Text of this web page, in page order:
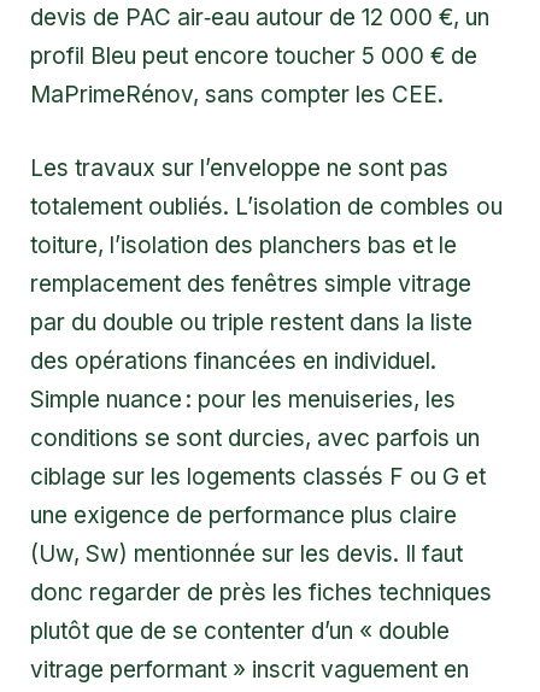
devis de PAC air‑eau autour de 12 000 €, un
profil Bleu peut encore toucher 5 000 € de
MaPrimeRénov, sans compter les CEE.
Les travaux sur l’enveloppe ne sont pas
totalement oubliés. L’isolation de combles ou
toiture, l’isolation des planchers bas et le
remplacement des fenêtres simple vitrage
par du double ou triple restent dans la liste
des opérations financées en individuel.
Simple nuance : pour les menuiseries, les
conditions se sont durcies, avec parfois un
ciblage sur les logements classés F ou G et
une exigence de performance plus claire
(Uw, Sw) mentionnée sur les devis. Il faut
donc regarder de près les fiches techniques
plutôt que de se contenter d’un « double
vitrage performant » inscrit vaguement en